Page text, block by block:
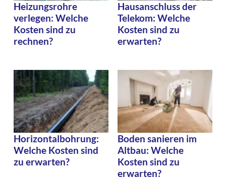
Heizungsrohre
verlegen: Welche
Kosten sind zu
rechnen?
Hausanschluss der
Telekom: Welche
Kosten sind zu
erwarten?
Horizontalbohrung:
Welche Kosten sind
zu erwarten?
Boden sanieren im
Altbau: Welche
Kosten sind zu
erwarten?